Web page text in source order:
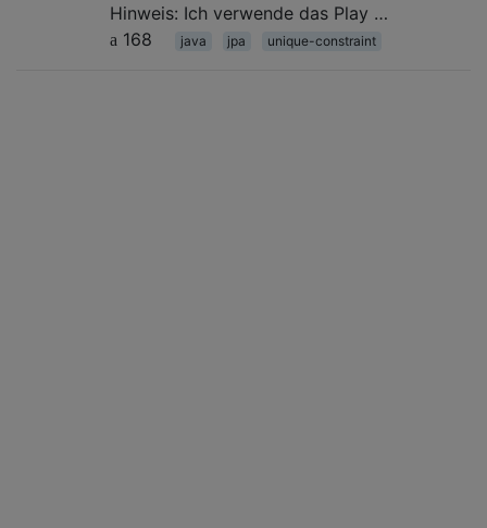
Hinweis: Ich verwende das Play …
168
java jpa unique-constraint